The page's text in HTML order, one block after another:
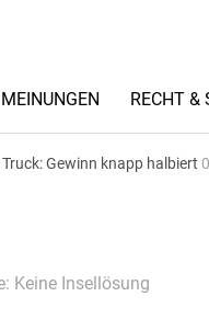
MEINUNGEN RECHT &
Truck: Gewinn knapp halbiert
Keine Insellösung